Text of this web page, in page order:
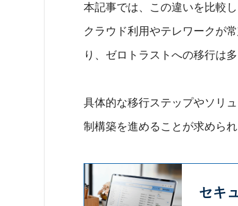
本記事では、この違いを比較
クラウド利用やテレワークが
り、ゼロトラストへの移行は
具体的な移行ステップやソリ
制構築を進めることが求められ
セキ